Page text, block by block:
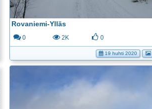
Rovaniemi-Ylläs
0 2K 0
19 huhti 2020